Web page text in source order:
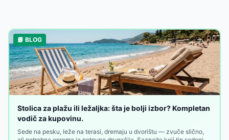
📘 BLOG
Stolica za plažu ili ležaljka: šta je bolji izbor? Kompletan
vodič za kupovinu.
Sede na pesku, leže na terasi, dremaju u dvorištu — zvuče slično,